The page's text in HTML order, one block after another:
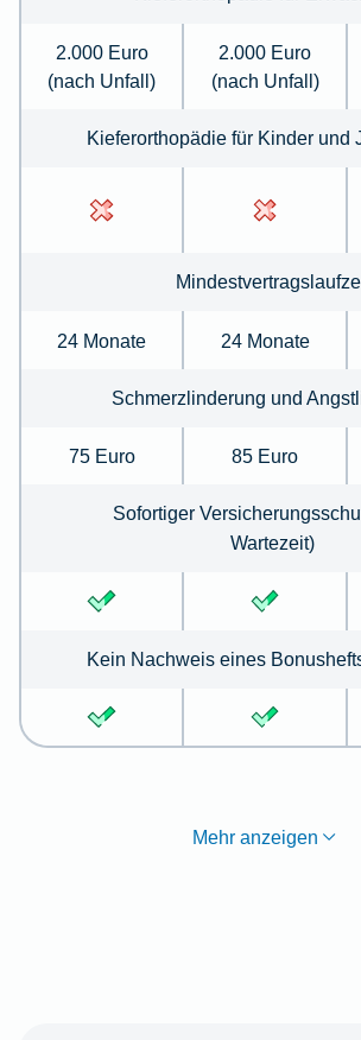
2.000 Euro
(nach Unfall)
2.000 Euro
(nach Unfall)
Kieferorthopädie für Kinder und
24 Monate 24 Monate
Schmerzlinderung und
75 Euro 85 Euro
Sofortiger
Wartezeit)
Kein Nachweis eines
Mehr anzeigen